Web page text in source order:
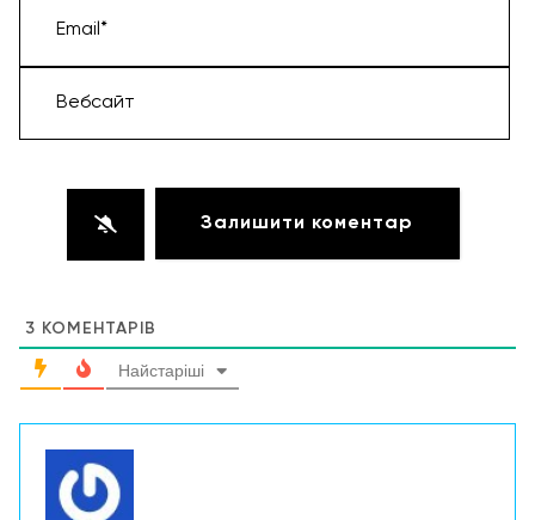
Email*
Вебсайт
3 КОМЕНТАРІВ
Найстаріші